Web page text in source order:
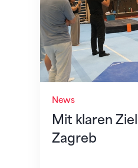
News
Mit klaren
Zagreb